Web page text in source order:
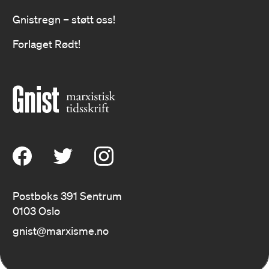
Tilbud til nye abonnenter
150 kr for ett år med
Gnist
stoff, som kvinnekamp, klima,
Gnistregn – støtt oss!
Forlaget Rødt!
Postboks 391 Sentrum
0103 Oslo
gnist@marxisme.no